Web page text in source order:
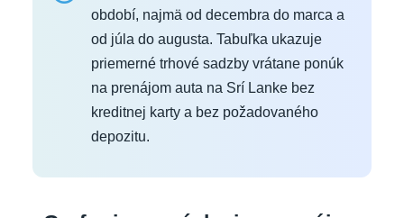
období, najmä od decembra do marca a
od júla do augusta. Tabuľka ukazuje
priemerné trhové sadzby vrátane ponúk
na prenájom auta na Srí Lanke bez
kreditnej karty a bez požadovaného
depozitu.